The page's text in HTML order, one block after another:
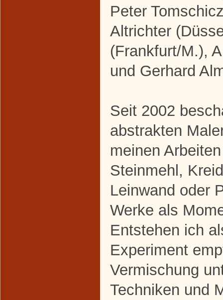
Peter
Altrichter
(Frankfurt/M.),
und Gerhard
Seit 2002
abstrakten
meinen
Steinmehl,
Leinwand oder
Werke als
Entstehen ich
Experiment
Vermischung
Techniken und